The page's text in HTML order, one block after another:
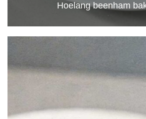
Hoelang beenham